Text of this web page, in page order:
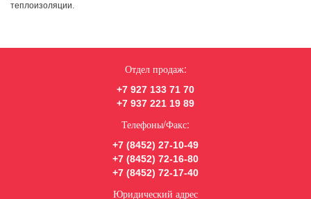
теплоизоляции.
Отдел продаж:
+7 927 133 71 70
+7 937 221 19 89
Телефоны/Факс:
+7 (8452) 27-10-49
+7 (8452) 72-16-80
+7 (8452) 72-17-40
Юридический адрес